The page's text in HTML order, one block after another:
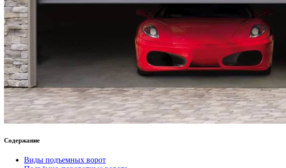
Содержание
Виды подъемных ворот